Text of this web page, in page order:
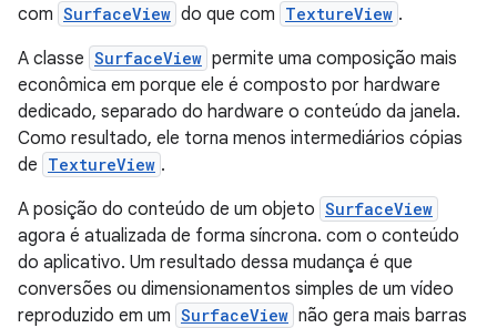
com SurfaceView do que com TextureView .
A classe SurfaceView permite uma composição mais
econômica em porque ele é composto por hardware
dedicado, separado do hardware o conteúdo da janela.
Como resultado, ele torna menos intermediários cópias
de TextureView .
A posição do conteúdo de um objeto SurfaceView
agora é atualizada de forma síncrona. com o conteúdo
do aplicativo. Um resultado dessa mudança é que
conversões ou dimensionamentos simples de um vídeo
reproduzido em um SurfaceView não gera mais barras